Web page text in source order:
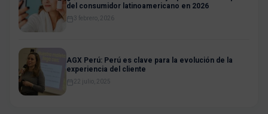
del consumidor latinoamericano en 2026
3 febrero, 2026
AGX Perú: Perú es clave para la evolución de la
experiencia del cliente
22 julio, 2025